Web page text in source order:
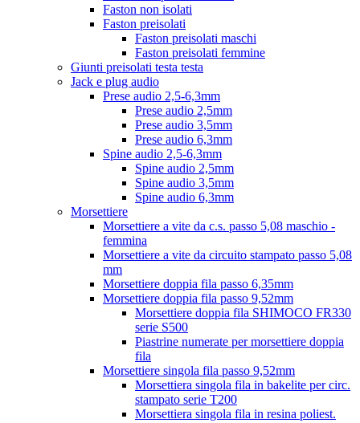
Faston non isolati
Faston preisolati
Faston preisolati maschi
Faston preisolati femmine
Giunti preisolati testa testa
Jack e plug audio
Prese audio 2,5-6,3mm
Prese audio 2,5mm
Prese audio 3,5mm
Prese audio 6,3mm
Spine audio 2,5-6,3mm
Spine audio 2,5mm
Spine audio 3,5mm
Spine audio 6,3mm
Morsettiere
Morsettiere a vite da c.s. passo 5,08 maschio -
femmina
Morsettiere a vite da circuito stampato passo 5,08
mm
Morsettiere doppia fila passo 6,35mm
Morsettiere doppia fila passo 9,52mm
Morsettiere doppia fila SHIMOCO FR330
serie S500
Piastrine numerate per morsettiere doppia
fila
Morsettiere singola fila passo 9,52mm
Morsettiera singola fila in bakelite per circ.
stampato serie T200
Morsettiera singola fila in resina poliest.